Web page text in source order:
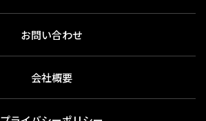
お問い合わせ
会社概要